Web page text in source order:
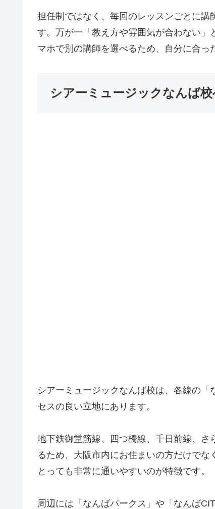
担任制ではなく、毎回のレッスンごとに講
す。万が一「教え方や雰囲気が合わない
マホで別の講師を選べるため、自分に合っ
シアーミュージックなんば
シアーミュージックなんば校は、各線の
セスの良い立地にあります。
地下鉄御堂筋線、四つ橋線、千日前線、
るため、大阪市内にお住まいの方だけで
とっても非常に通いやすいのが特徴です。
周辺には「なんばパークス」や「なんば